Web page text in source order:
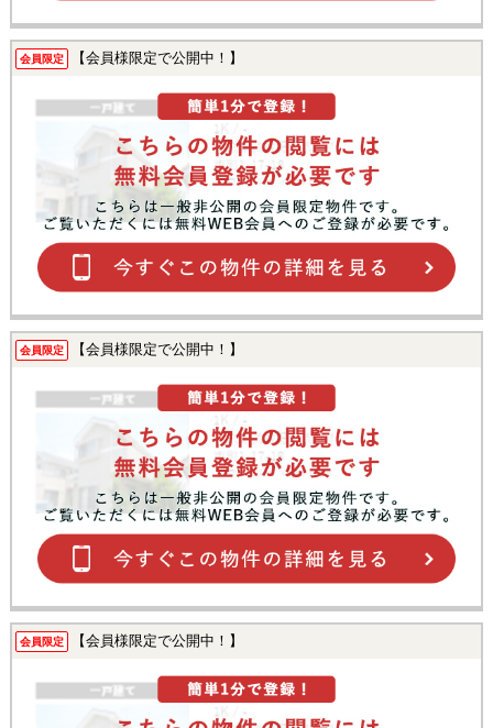
会員限定 【会員様限定で公開中！】
会員限定 【会員様限定で公開中！】
会員限定 【会員様限定で公開中！】